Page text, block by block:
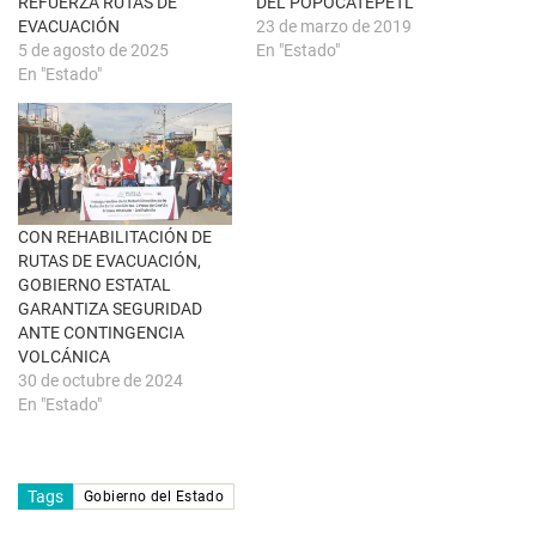
n
u
v
a
)
b
e
n
a
e
n
t
a
n
a
n
u
e
v
a
)
EVACUACIÓN
5 de agosto de 2025
En "Estado"
23 de marzo de 2019
En "Estado"
CON REHABILITACIÓN DE
RUTAS DE EVACUACIÓN,
GOBIERNO ESTATAL
GARANTIZA SEGURIDAD
ANTE CONTINGENCIA
VOLCÁNICA
30 de octubre de 2024
En "Estado"
Tags Gobierno del Estado